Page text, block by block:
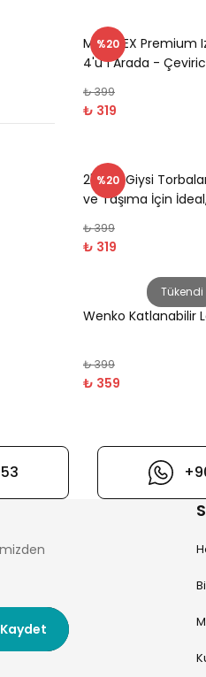
%20
MAXIMEX Premium
4'ü 1 Arada -
₺ 399
₺ 319
%20
2'li Set Giysi
ve Taşıma İçin
₺ 399
₺ 319
Tükendi
Wenko Katlanabilir
₺ 399
₺ 359
Kaydet